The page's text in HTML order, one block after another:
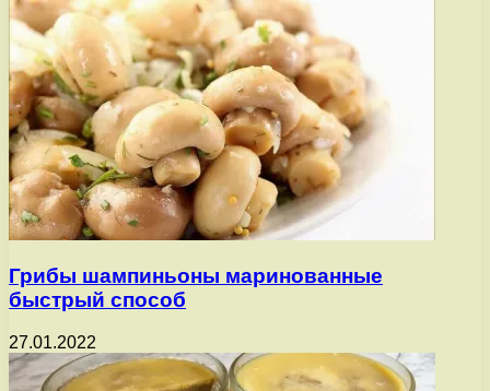
Грибы шампиньоны маринованные
быстрый способ
27.01.2022